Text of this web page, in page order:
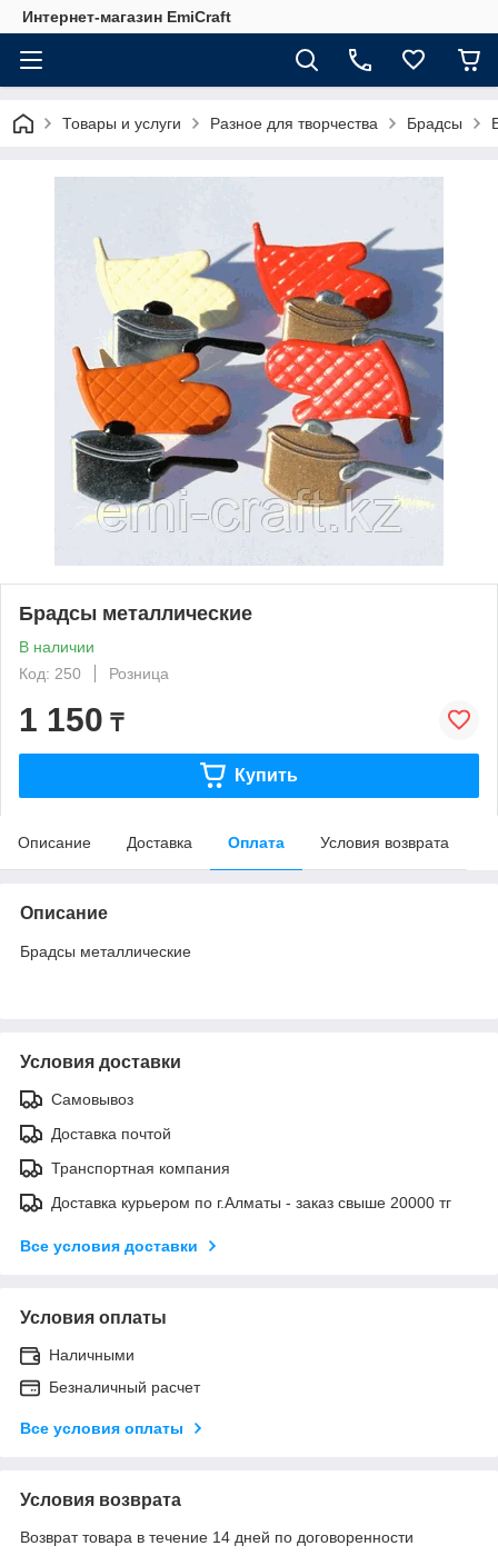
Интернет-магазин EmiCraft
Товары и услуги Разное для творчества Брадсы
Брадсы металлические
В наличии
Код: 250
Розница
1 150 ₸
Купить
Описание Доставка Оплата Условия возврата
Описание
Брадсы металлические
Условия доставки
Самовывоз
Доставка почтой
Транспортная компания
Доставка курьером по г.Алматы - заказ свыше 20000 тг
Все условия доставки
Условия оплаты
Наличными
Безналичный расчет
Все условия оплаты
Условия возврата
Возврат товара в течение 14 дней по договоренности